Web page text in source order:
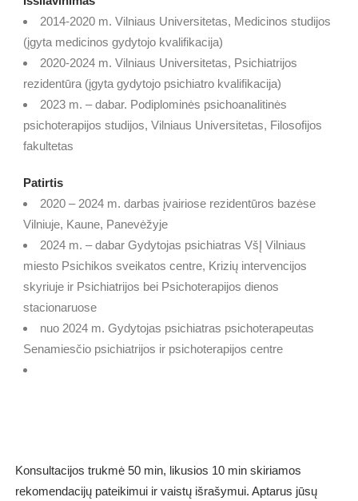
2014-2020 m. Vilniaus Universitetas, Medicinos studijos
(įgyta medicinos gydytojo kvalifikacija)
2020-2024 m. Vilniaus Universitetas, Psichiatrijos
rezidentūra (įgyta gydytojo psichiatro kvalifikacija)
2023 m. – dabar. Podiplominės psichoanalitinės
psichoterapijos studijos, Vilniaus Universitetas, Filosofijos
fakultetas
Patirtis
2020 – 2024 m. darbas įvairiose rezidentūros bazėse
Vilniuje, Kaune, Panevėžyje
2024 m. – dabar Gydytojas psichiatras VšĮ Vilniaus
miesto Psichikos sveikatos centre, Krizių intervencijos
skyriuje ir Psichiatrijos bei Psichoterapijos dienos
stacionaruose
nuo 2024 m. Gydytojas psichiatras psichoterapeutas
Senamiesčio psichiatrijos ir psichoterapijos centre
Konsultacijos trukmė 50 min, likusios 10 min skiriamos
rekomendacijų pateikimui ir vaistų išrašymui. Aptarus jūsų